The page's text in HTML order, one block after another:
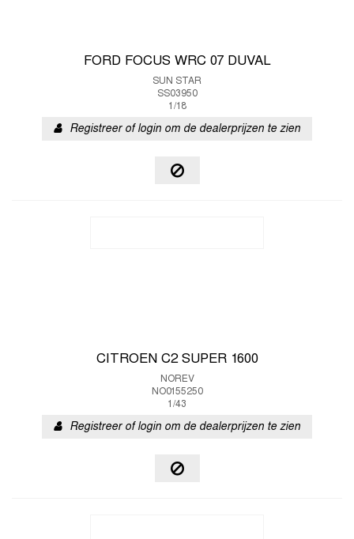
FORD FOCUS WRC 07 DUVAL
SUN STAR
SS03950
1/18
Registreer of login om de dealerprijzen te zien
CITROEN C2 SUPER 1600
NOREV
NO0155250
1/43
Registreer of login om de dealerprijzen te zien